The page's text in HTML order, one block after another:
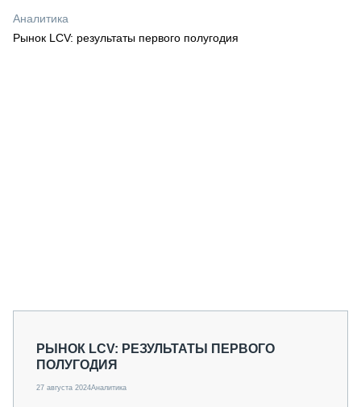
СПЕЦПРОЕКТЫ
Аналитика
Рынок LCV: результаты первого полугодия
РЫНОК LCV: РЕЗУЛЬТАТЫ ПЕРВОГО
ПОЛУГОДИЯ
27 августа 2024Аналитика